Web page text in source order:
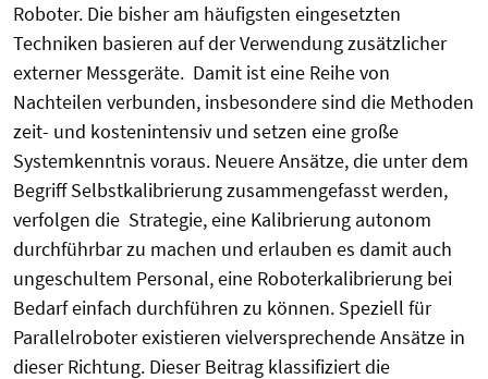
Roboter. Die bisher am häufigsten eingesetzten
Techniken basieren auf der Verwendung zusätzlicher
externer Messgeräte. Damit ist eine Reihe von
Nachteilen verbunden, insbesondere sind die Methoden
zeit- und kostenintensiv und setzen eine große
Systemkenntnis voraus. Neuere Ansätze, die unter dem
Begriff Selbstkalibrierung zusammengefasst werden,
verfolgen die Strategie, eine Kalibrierung autonom
durchführbar zu machen und erlauben es damit auch
ungeschultem Personal, eine Roboterkalibrierung bei
Bedarf einfach durchführen zu können. Speziell für
Parallelroboter existieren vielversprechende Ansätze in
dieser Richtung. Dieser Beitrag klassifiziert die